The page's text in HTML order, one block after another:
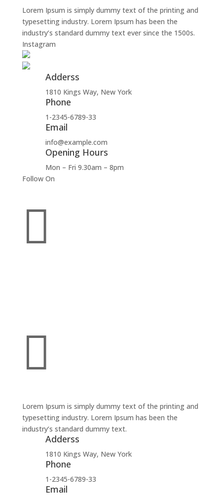
Lorem Ipsum is simply dummy text of the printing and
typesetting industry. Lorem Ipsum has been the
industry’s standard dummy text ever since the 1500s.
Instagram
Adderss
1810 Kings Way, New York
Phone
1-2345-6789-33
Email
info@example.com
Opening Hours
Mon – Fri 9.30am – 8pm
Follow On


Lorem Ipsum is simply dummy text of the printing and
typesetting industry. Lorem Ipsum has been the
industry’s standard dummy text.
Adderss
1810 Kings Way, New York
Phone
1-2345-6789-33
Email